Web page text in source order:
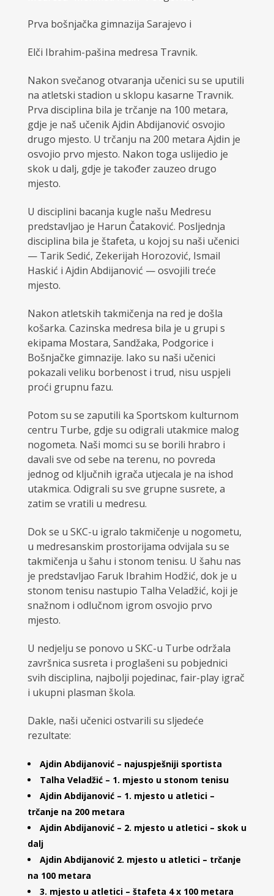
Prva bošnjačka gimnazija Sarajevo i
Elči Ibrahim-pašina medresa Travnik.
Nakon svečanog otvaranja učenici su se uputili
na atletski stadion u sklopu kasarne Travnik.
Prva disciplina bila je trčanje na 100 metara,
gdje je naš učenik Ajdin Abdijanović osvojio
drugo mjesto. U trčanju na 200 metara Ajdin je
osvojio prvo mjesto. Nakon toga uslijedio je
skok u dalj, gdje je također zauzeo drugo
mjesto.
U disciplini bacanja kugle našu Medresu
predstavljao je Harun Čataković. Posljednja
disciplina bila je štafeta, u kojoj su naši učenici
— Tarik Sedić, Zekerijah Horozović, Ismail
Haskić i Ajdin Abdijanović — osvojili treće
mjesto.
Nakon atletskih takmičenja na red je došla
košarka. Cazinska medresa bila je u grupi s
ekipama Mostara, Sandžaka, Podgorice i
Bošnjačke gimnazije. Iako su naši učenici
pokazali veliku borbenost i trud, nisu uspjeli
proći grupnu fazu.
Potom su se zaputili ka Sportskom kulturnom
centru Turbe, gdje su odigrali utakmice malog
nogometa. Naši momci su se borili hrabro i
davali sve od sebe na terenu, no povreda
jednog od ključnih igrača utjecala je na ishod
utakmica. Odigrali su sve grupne susrete, a
zatim se vratili u medresu.
Dok se u SKC-u igralo takmičenje u nogometu,
u medresanskim prostorijama odvijala su se
takmičenja u šahu i stonom tenisu. U šahu nas
je predstavljao Faruk Ibrahim Hodžić, dok je u
stonom tenisu nastupio Talha Veladžić, koji je
snažnom i odlučnom igrom osvojio prvo
mjesto.
U nedjelju se ponovo u SKC-u Turbe održala
završnica susreta i proglašeni su pobjednici
svih disciplina, najbolji pojedinac, fair-play igrač
i ukupni plasman škola.
Dakle, naši učenici ostvarili su sljedeće
rezultate:
Ajdin Abdijanović – najuspješniji sportista
Talha Veladžić – 1. mjesto u stonom tenisu
Ajdin Abdijanović – 1. mjesto u atletici –
trčanje na 200 metara
Ajdin Abdijanović – 2. mjesto u atletici – skok u
dalj
Ajdin Abdijanović 2. mjesto u atletici – trčanje
na 100 metara
3. mjesto u atletici – štafeta 4 x 100 metara